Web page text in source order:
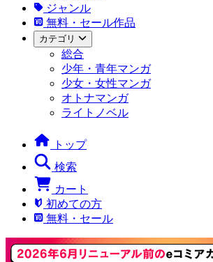
ジャンル
無料・セール作品
カテゴリ
総合
少年・青年マンガ
少女・女性マンガ
オトナマンガ
ライトノベル
トップ
検索
カート
初めての方
無料・セール